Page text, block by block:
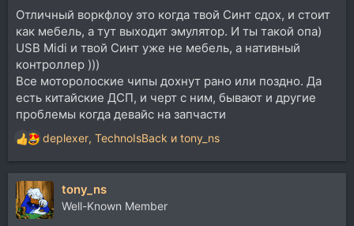
Отличный воркфлоу это когда твой Синт сдох, и стоит
как мебель, а тут выходит эмулятор. И ты такой опа)
USB Midi и твой Синт уже не мебель, а нативный
контроллер )))
Все моторолоские чипы дохнут рано или поздно. Да
есть китайские ДСП, и черт с ним, бывают и другие
проблемы когда девайс на запчасти
Р
е
а
к
ц
и
deplexer, TechnoIsBack и tony_ns
tony_ns
Well-Known Member